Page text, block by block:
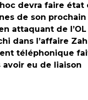
devra faire état
de son prochain
attaquant de l’OL
dans l’affaire
téléphonique
eu de liaison